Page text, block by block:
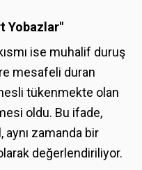
Yobazlar"
ise muhalif duruş
mesafeli duran
tükenmekte olan
oldu. Bu ifade,
zamanda bir
değerlendiriliyor.